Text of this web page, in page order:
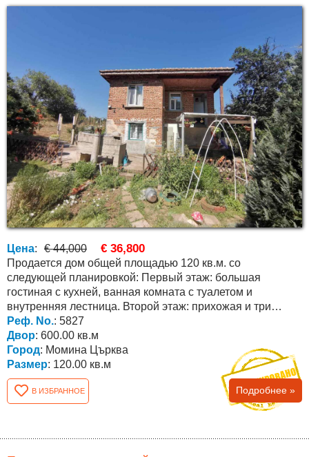
Цена: € 44,000 € 36,800
Продается дом общей площадью 120 кв.м. со
следующей планировкой: Первый этаж: большая
гостиная с кухней, ванная комната с туалетом и
внутренняя лестница. Второй этаж: прихожая и три
большие спальни....
Реф. No.: 5827
Двор: 600.00 кв.м
Город: Момина Църква
Размер: 120.00 кв.м
В ИЗБРАННОЕ Подробнее »